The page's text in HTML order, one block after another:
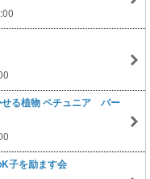
せる植物 ペチュニア バー
子を励ます会